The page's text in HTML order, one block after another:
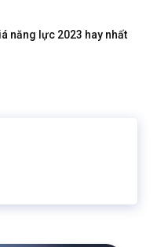
năng lực 2023 hay nhất